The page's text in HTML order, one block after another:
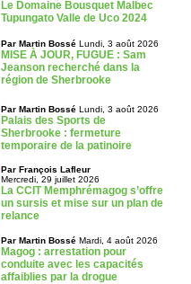
Le Domaine Bousquet Malbec
Tupungato Valle de Uco 2024
Par Martin BosséLundi, 3 août 2026
MISE À JOUR, FUGUE : Sam
Jeanson recherché dans la
région de Sherbrooke
Par Martin BosséLundi, 3 août 2026
Palais des Sports de
Sherbrooke : fermeture
temporaire de la patinoire
Par François Lafleur
Mercredi, 29 juillet 2026
La CCIT Memphrémagog s’offre
un sursis et mise sur un plan de
relance
Par Martin BosséMardi, 4 août 2026
Magog : arrestation pour
conduite avec les capacités
affaiblies par la drogue